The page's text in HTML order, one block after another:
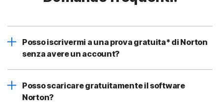
Posso iscrivermi a una prova gratuita* di Norton
senza avere un account?
Posso scaricare gratuitamente il software
Norton?